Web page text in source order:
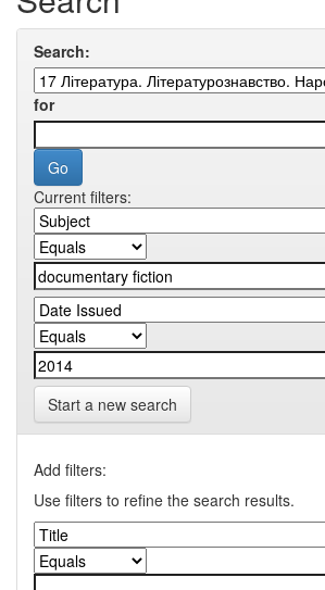
Search:
for
Current filters:
Start a new search
Add filters:
Use filters to refine the search results.